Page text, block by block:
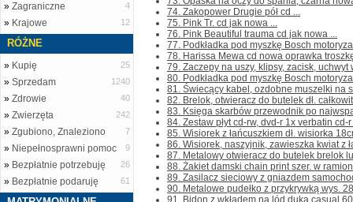
» Zagraniczne 4
» Krajowe 12
RÓŻNE
» Kupię 25
» Sprzedam 1240
» Zdrowie 40
» Zwierzęta 242
» Zgubiono, Znaleziono 7
» Niepełnosprawni pomoc 9
» Bezpłatnie potrzebuję 26
» Bezpłatnie podaruję 61
74. Zakopower Drugie pół cd ...
75. Pink Tr. cd jak nowa ...
76. Pink Beautiful trauma cd jak nowa ...
77. Podkładka pod myszkę Bosch
78. Harissa Mewa cd nowa oprawka
79. Zaczepy na uszy, klipsy, zacisk,
80. Podkładka pod myszkę Bosch
81. Świecący kabel, ozdobne muszelki na
82. Brelok, otwieracz do butelek dł.
83. Księga skarbów przewodnik po
84. Zestaw płyt cd-rw, dvd-r 1x verbatin cd-
85. Wisiorek z łańcuszkiem dł. wisiorka
86. Wisiorek, naszyjnik, zawieszka kwiat z
87. Metalowy otwieracz do butelek brelok
88. Żakiet damski chain print szer. w
89. Zasilacz sieciowy z gniazdem
90. Metalowe pudełko z przykrywką wys.
91. Bidon z wkładem na lód duka casual